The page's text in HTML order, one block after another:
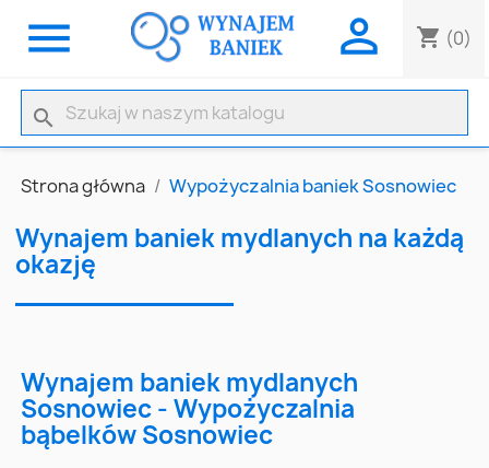
 shopping_cart (0)

search
Strona główna Wypożyczalnia baniek Sosnowiec
Wynajem baniek mydlanych na każdą
okazję
Wynajem baniek mydlanych
Sosnowiec - Wypożyczalnia
bąbelków Sosnowiec